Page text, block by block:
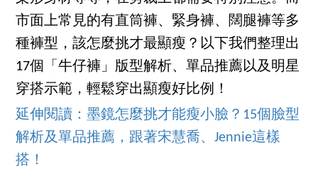
市面上常見的有直筒褲、緊身褲、闊腿褲等多
種褲型，該怎麼挑才最顯瘦？以下我們整理出
17個「牛仔褲」版型解析、單品推薦以及明星
穿搭示範，輕鬆穿出顯瘦好比例！
延伸閱讀：墨鏡怎麼挑才能瘦小臉？15個臉型
解析及單品推薦，跟著宋慧喬、Jennie這樣
搭！